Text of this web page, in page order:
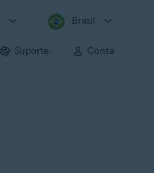
Brasil
Suporte Conta